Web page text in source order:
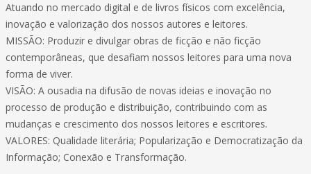
Atuando no mercado digital e de livros físicos com excelência,
inovação e valorização dos nossos autores e leitores.
MISSÃO: Produzir e divulgar obras de ficção e não ficção
contemporâneas, que desafiam nossos leitores para uma nova
forma de viver.
VISÃO: A ousadia na difusão de novas ideias e inovação no
processo de produção e distribuição, contribuindo com as
mudanças e crescimento dos nossos leitores e escritores.
VALORES: Qualidade literária; Popularização e Democratização da
Informação; Conexão e Transformação.